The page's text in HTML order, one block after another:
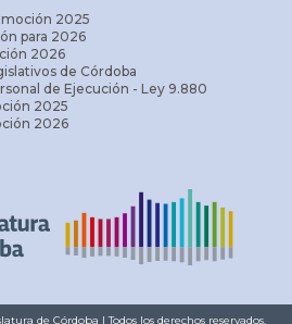
2025
para 2026
2026
de Córdoba
de Ejecución - Ley 9.880
2025
2026
de Córdoba | Todos los derechos reservados.